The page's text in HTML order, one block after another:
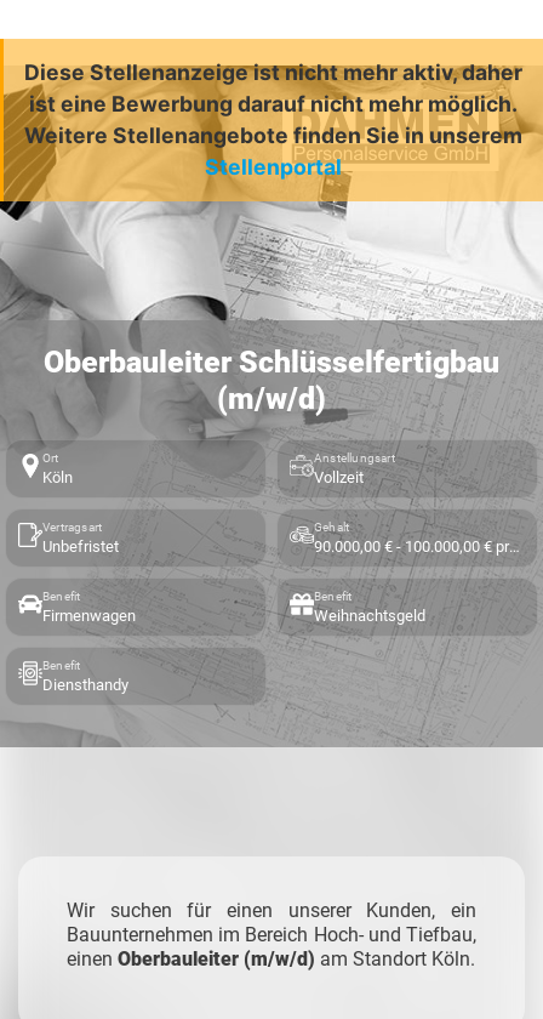
Diese Stellenanzeige ist nicht mehr aktiv, daher
ist eine Bewerbung darauf nicht mehr möglich.
Weitere Stellenangebote finden Sie in unserem
Stellenportal
Oberbauleiter Schlüsselfertigbau
(m/w/d)
Ort
Köln
Anstellungsart
Vollzeit
Vertragsart
Unbefristet
Gehalt
90.000,00 € - 100.000,00 € pro Jahr
Benefit
Firmenwagen
Benefit
Weihnachtsgeld
Benefit
Diensthandy
Wir suchen für einen unserer Kunden, ein
Bauunternehmen im Bereich Hoch- und Tiefbau,
einen Oberbauleiter (m/w/d) am Standort Köln.